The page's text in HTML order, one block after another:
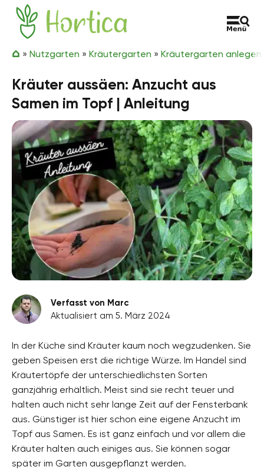
Zum Inhalt springen
Hortica
» Nutzgarten » Kräutergarten » Kräutergarten anlegen
Kräuter aussäen: Anzucht aus
Samen im Topf | Anleitung
Verfasst von Marc
Aktualisiert am 5. März 2024
In der Küche sind Kräuter kaum noch wegzudenken. Sie
geben Speisen erst die richtige Würze. Im Handel sind
Kräutertöpfe der unterschiedlichsten Sorten
ganzjährig erhältlich. Meist sind sie recht teuer und
halten auch nicht sehr lange Zeit auf der Fensterbank
aus. Günstiger ist hier schon eine eigene Anzucht im
Topf aus Samen. Es ist ganz einfach und vor allem die
Kräuter halten auch einiges aus. Sie können sogar
später im Garten ausgepflanzt werden.